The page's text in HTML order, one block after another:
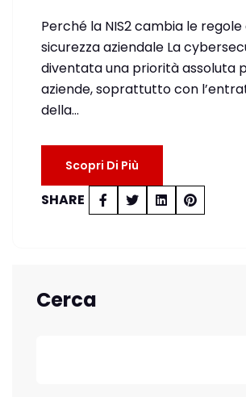
Perché la NIS2 cambia le
sicurezza aziendale La
diventata una priorità assoluta
aziende, soprattutto con
della…
Scopri Di Più
SHARE
Cerca